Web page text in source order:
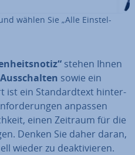
wählen Sie „Alle Ein­stel­
stehen Ihnen
sowie ein
ist ein Stan­dard­text hin­ter­
anpassen
einen Zeitraum für die
Denken Sie daher daran,
wieder zu de­ak­ti­vie­ren.